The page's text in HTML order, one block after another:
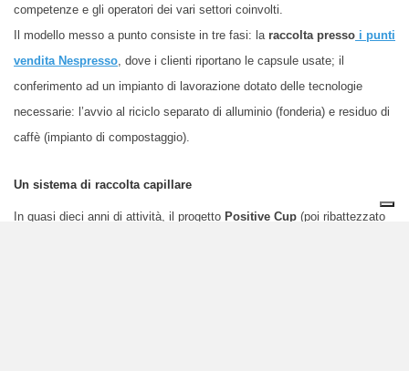
competenze e gli operatori dei vari settori coinvolti.
Il modello messo a punto consiste in tre fasi: laraccolta presso i punti
vendita Nespresso, dove i clienti riportano le capsule usate; il
conferimento ad un impianto di lavorazione dotato delle tecnologie
necessarie: l’avvio al riciclo separato di alluminio (fonderia) e residuo di
caffè (impianto di compostaggio).
Un sistema di raccolta capillare
In quasi dieci anni di attività, il progetto Positive Cup (poi ribattezzato